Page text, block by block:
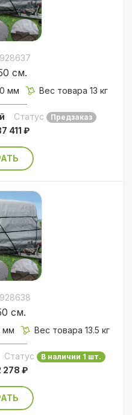
см.
мм Вес товара 13 кг
Статус Предзаказ
411 ₽
см.
мм Вес товара 13.5 кг
Статус В наличии 1 шт.
278 ₽